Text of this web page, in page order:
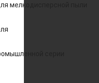
мелкодисперсной пыли
серии